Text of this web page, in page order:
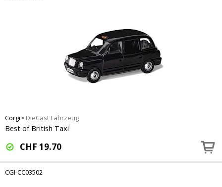
Corgi • DieCast Fahrzeug
Best of British Taxi
CHF 19.70
CGI-CC03502